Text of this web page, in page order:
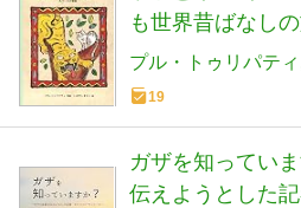
も世界昔ばなし
プル・トゥリパティ
19
ガザを知ってい
伝えようとした